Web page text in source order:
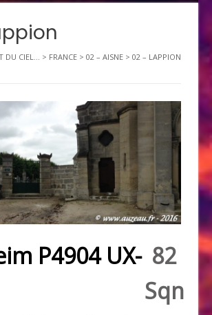
DU CIEL... > FRANCE > 02 – AISNE > 02 – LAPPION
P4904 UX- 82
Sqn